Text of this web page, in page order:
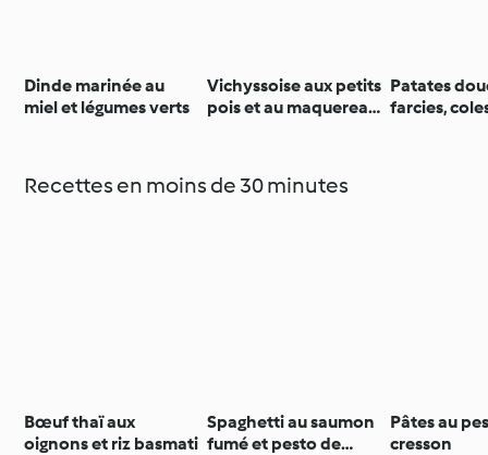
Dinde marinée au
miel et légumes verts
Vichyssoise aux petits
pois et au maquereau
Patates
farcies,
Recettes en moins de 30 minutes
Bœuf thaï aux
oignons et riz basmati
Spaghetti au saumon
fumé et pesto de
Pâtes au
cresson